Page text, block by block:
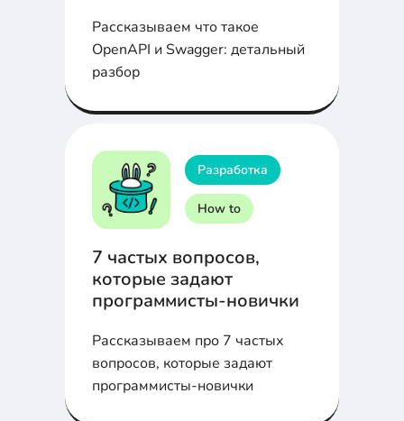
Рассказываем что такое
OpenAPI и Swagger: детальный
разбор
Разработка
How to
7 частых вопросов,
которые задают
программисты-новички
Рассказываем про 7 частых
вопросов, которые задают
программисты-новички